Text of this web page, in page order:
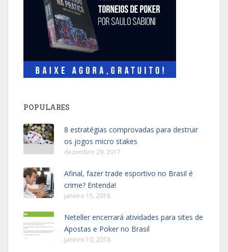
POPULARES
8 estratégias comprovadas para destruir
os jogos micro stakes
dezembro 29, 2017
Afinal, fazer trade esportivo no Brasil é
crime? Entenda!
janeiro 15, 2018
Neteller encerrará atividades para sites de
Apostas e Poker no Brasil
janeiro 10, 2018